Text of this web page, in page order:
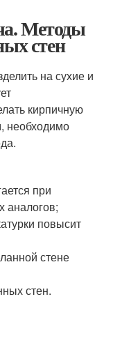
Методы
стен
на сухие и
кирпичную
необходимо
при
аналогов;
повысит
стене
стен.